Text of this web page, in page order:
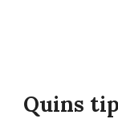
Quins